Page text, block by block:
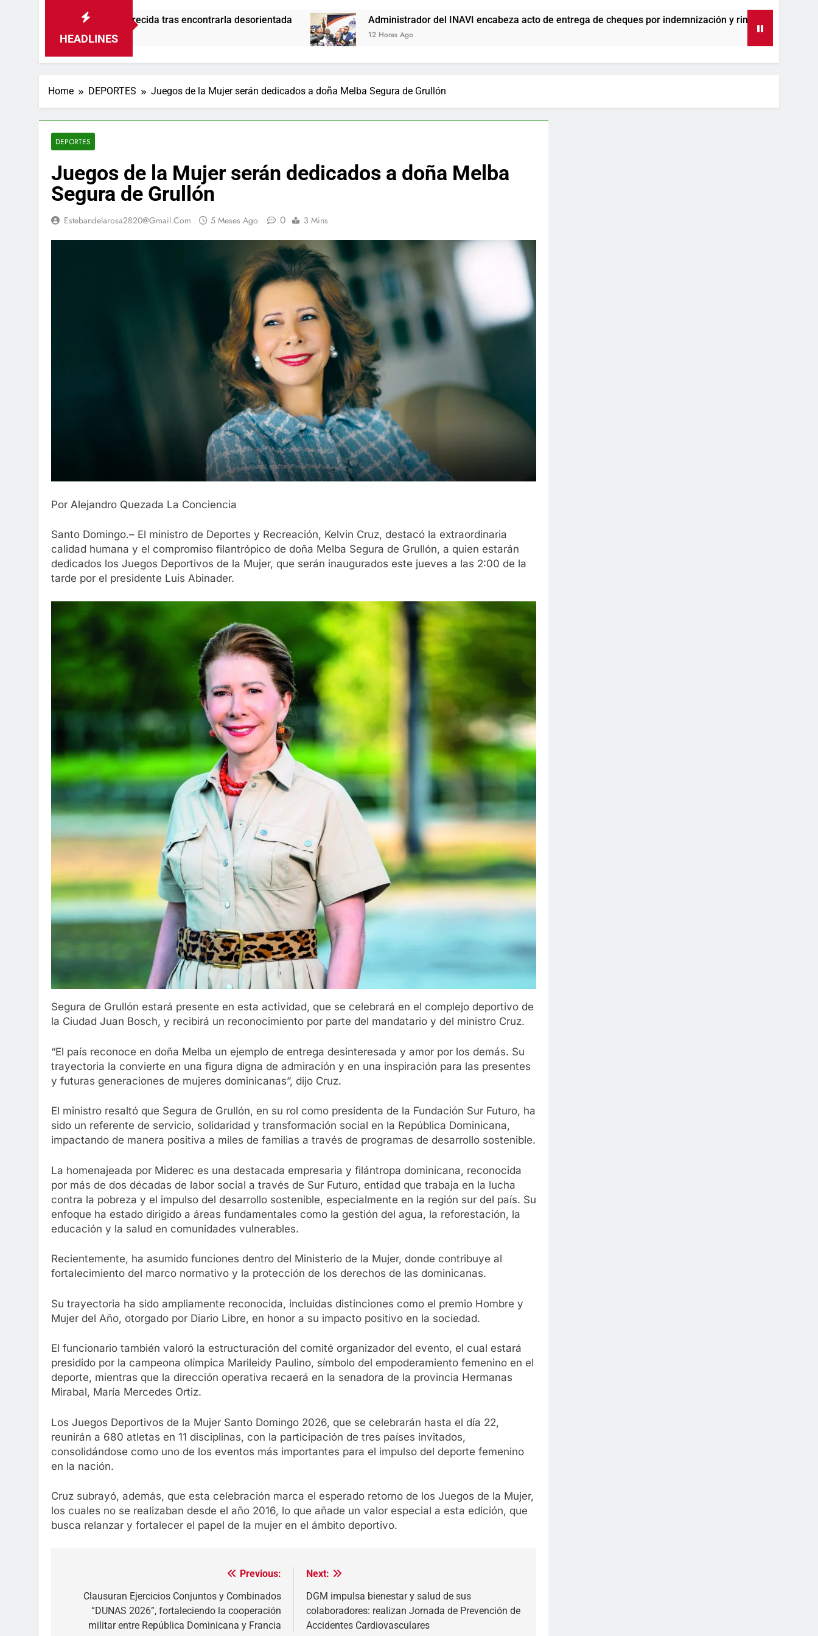
HEADLINES
tras encontrarla desorientada Administrador del INAVI encabeza acto de entrega de cheques por indemnización y rinde cuentas de sus 18 meses al frente
12 Horas Ago
Home DEPORTES Juegos de la Mujer serán dedicados a doña Melba Segura de Grullón
DEPORTES
Juegos de la Mujer serán dedicados a doña Melba
Segura de Grullón
Estebandelarosa2820@gmail.com 5 Meses Ago 0 3 Mins
Por Alejandro Quezada La Conciencia
Santo Domingo.– El ministro de Deportes y Recreación, Kelvin Cruz, destacó la extraordinaria
calidad humana y el compromiso filantrópico de doña Melba Segura de Grullón, a quien estarán
dedicados los Juegos Deportivos de la Mujer, que serán inaugurados este jueves a las 2:00 de la
tarde por el presidente Luis Abinader.
Segura de Grullón estará presente en esta actividad, que se celebrará en el complejo deportivo de
la Ciudad Juan Bosch, y recibirá un reconocimiento por parte del mandatario y del ministro Cruz.
“El país reconoce en doña Melba un ejemplo de entrega desinteresada y amor por los demás. Su
trayectoria la convierte en una figura digna de admiración y en una inspiración para las presentes
y futuras generaciones de mujeres dominicanas”, dijo Cruz.
El ministro resaltó que Segura de Grullón, en su rol como presidenta de la Fundación Sur Futuro, ha
sido un referente de servicio, solidaridad y transformación social en la República Dominicana,
impactando de manera positiva a miles de familias a través de programas de desarrollo sostenible.
La homenajeada por Miderec es una destacada empresaria y filántropa dominicana, reconocida
por más de dos décadas de labor social a través de Sur Futuro, entidad que trabaja en la lucha
contra la pobreza y el impulso del desarrollo sostenible, especialmente en la región sur del país. Su
enfoque ha estado dirigido a áreas fundamentales como la gestión del agua, la reforestación, la
educación y la salud en comunidades vulnerables.
Recientemente, ha asumido funciones dentro del Ministerio de la Mujer, donde contribuye al
fortalecimiento del marco normativo y la protección de los derechos de las dominicanas.
Su trayectoria ha sido ampliamente reconocida, incluidas distinciones como el premio Hombre y
Mujer del Año, otorgado por Diario Libre, en honor a su impacto positivo en la sociedad.
El funcionario también valoró la estructuración del comité organizador del evento, el cual estará
presidido por la campeona olímpica Marileidy Paulino, símbolo del empoderamiento femenino en el
deporte, mientras que la dirección operativa recaerá en la senadora de la provincia Hermanas
Mirabal, María Mercedes Ortiz.
Los Juegos Deportivos de la Mujer Santo Domingo 2026, que se celebrarán hasta el día 22,
reunirán a 680 atletas en 11 disciplinas, con la participación de tres países invitados,
consolidándose como uno de los eventos más importantes para el impulso del deporte femenino
en la nación.
Cruz subrayó, además, que esta celebración marca el esperado retorno de los Juegos de la Mujer,
los cuales no se realizaban desde el año 2016, lo que añade un valor especial a esta edición, que
busca relanzar y fortalecer el papel de la mujer en el ámbito deportivo.
entradas
Previous:
Clausuran Ejercicios Conjuntos y Combinados
“DUNAS 2026”, fortaleciendo la cooperación
militar entre República Dominicana y Francia
Next:
DGM impulsa bienestar y salud de sus
colaboradores: realizan Jornada de Prevención de
Accidentes Cardiovasculares